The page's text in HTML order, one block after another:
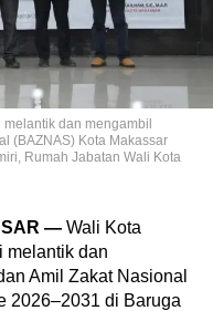
melantik dan mengambil
(BAZNAS) Kota Makassar
Rumah Jabatan Wali Kota
— Wali Kota
melantik dan
Amil Zakat Nasional
2026–2031 di Baruga